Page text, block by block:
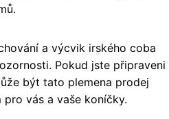
a výcvik irského coba
Pokud jste připraveni
být tato plemena prodej
vás a vaše koníčky.